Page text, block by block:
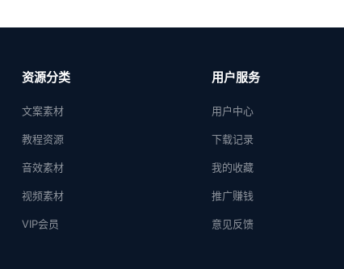
资源分类
文案素材
教程资源
音效素材
视频素材
VIP会员
用户服务
用户中心
下载记录
我的收藏
推广赚钱
意见反馈